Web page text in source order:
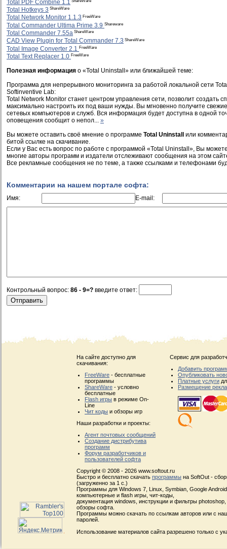
Total PDF Combine 1.1
Total Hotkeys 3 ShareWare
Total Network Monitor 1.1.3 FreeWare
Total Commander Ultima Prime 3.9 Shareware
Total Commander 7.55a ShareWare
CAD View Plugin for Total Commander 7.3 ShareWare
Total Image Converter 2.1 FreeWare
Total Text Replacer 1.0 FreeWare
Полезная информация о «Total Uninstall» или ближайшей теме:
Программа для непрерывного мониторинга за работой локальной сети
Softinventive Lab:
Total Network Monitor станет центром управления сети, позволит создать
максимально настроить их под ваши нужды. Вы мгновенно получите
сетевых компьютеров и служб. Вся информация будет доступна в одной
оповещения сообщит о непол... »
Вы можете оставить своё мнение о программе Total Uninstall
или
битой ссылке на скачивание.
Если у Вас есть вопрос по работе с программой «Total Uninstall», Вы можете
многие авторы программ и издатели отслеживают сообщения на этом
Все рекламные сообщения не по теме, а также ссылками и телефонами
Комментарии на нашем портале софта:
Имя: E-mail:
Контрольный вопрос: 86 - 9=? введите ответ:
На сайте доступно для
скачивания:
FreeWare - бесплатные
программы
ShareWare - условно
бесплатные
Flash игры в режиме On-
Line
Чит коды и обзоры игр
Наши разработки и проекты:
Агент почтовых сообщений
Создание дистрибутива
программ
Форум разработчиков и
пользователей софта
Сервис для
Добавить
Опубликовать
Платные услуги
Размещение
Copyright © 2008 - 2026 www.softout.ru
Быстро и бесплатно скачать программы на SoftOut -
(загруженно за 1 с.)
Программы для Windows 7, Linux, Symbian, Google
компьютерные и flash игры, чит-коды,
документация windows, инструкции и фильтры
обзоры софта.
Программы можно скачать по ссылкам авторов или с
паролей.
Использование материалов сайта разрешено только с